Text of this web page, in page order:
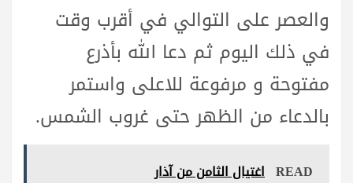
والعصر على التوالي في أقرب وقت
في ذلك اليوم ثم دعا الله بأذرع
مفتوحة و مرفوعة للاعلى واستمر
بالدعاء من الظهر حتى غروب الشمس.
READ اغتيال الثامن من آذار